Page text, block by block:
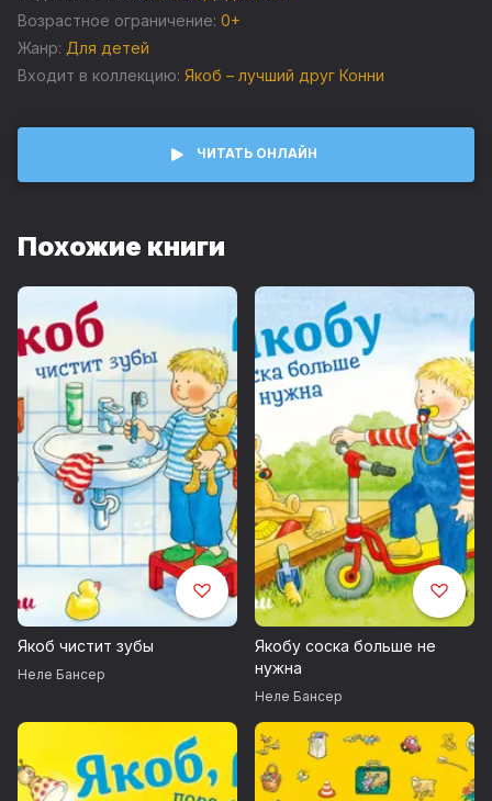
гулять без присмотра взрослых, узнает, как вести себя
на детской площадке, будет смелее чувствовать себя
на прогулках.
Возрастное ограничение: 0+
Жанр: Для детей
Входит в коллекцию: Якоб – лучший друг Конни
ЧИТАТЬ ОНЛАЙН
Похожие книги
Якоб чистит зубы
Неле Бансер
Якобу соска больше не
нужна
Неле Бансер